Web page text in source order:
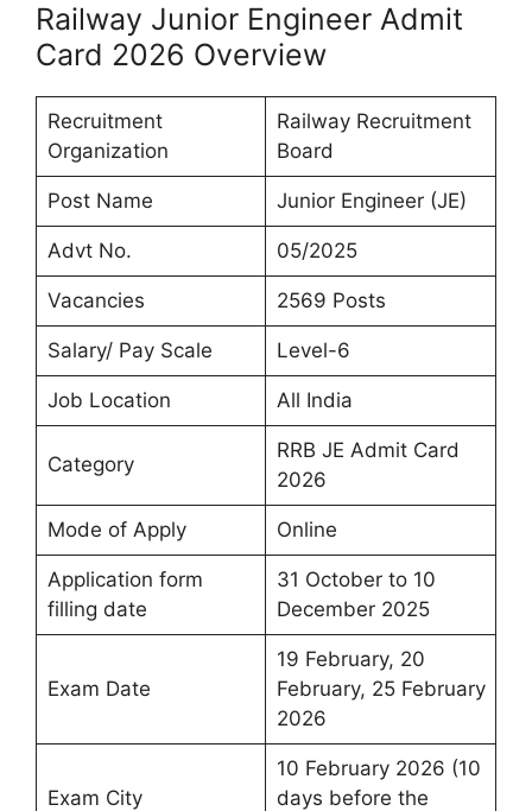
Railway Junior Engineer Admit
Card 2026 Overview
Recruitment
Organization
Railway Recruitment
Board
Post Name Junior Engineer (JE)
Advt No. 05/2025
Vacancies 2569 Posts
Salary/ Pay Scale Level-6
Job Location All India
Category
RRB JE Admit Card
2026
Mode of Apply Online
Application form
filling date
31 October to 10
December 2025
Exam Date
19 February, 20
February, 25 February
2026
Exam City
10 February 2026 (10
days before the